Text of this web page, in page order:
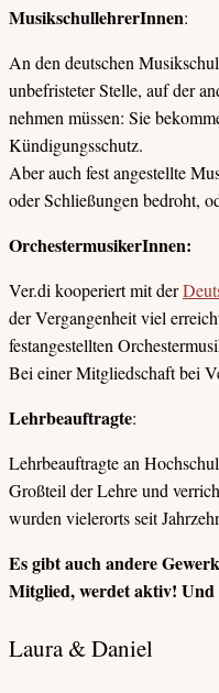
MusikschullehrerInnen:
An den deutschen
unbefristeter Stelle, auf der
nehmen müssen: Sie
Kündigungsschutz.
Aber auch fest angestellte
oder Schließungen bedroht,
OrchestermusikerInnen:
Ver.di kooperiert mit der
der Vergangenheit viel
festangestellten
Bei einer Mitgliedschaft bei
Lehrbeauftragte:
Lehrbeauftragte an
Großteil der Lehre und
wurden vielerorts seit
Es gibt auch andere
Mitglied, werdet aktiv! Und
Laura & Daniel